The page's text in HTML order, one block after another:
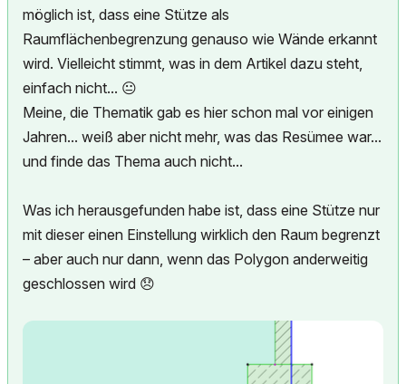
möglich ist, dass eine Stütze als
Raumflächenbegrenzung genauso wie Wände erkannt
wird. Vielleicht stimmt, was in dem Artikel dazu steht,
einfach nicht... 😐
Meine, die Thematik gab es hier schon mal vor einigen
Jahren... weiß aber nicht mehr, was das Resümee war...
und finde das Thema auch nicht...
Was ich herausgefunden habe ist, dass eine Stütze nur
mit dieser einen Einstellung wirklich den Raum begrenzt
– aber auch nur dann, wenn das Polygon anderweitig
geschlossen wird 😞